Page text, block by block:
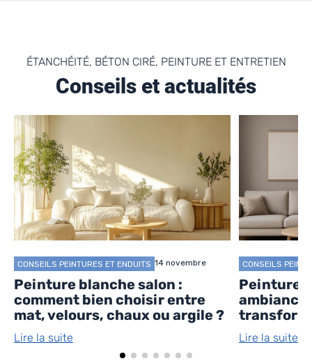
ÉTANCHÉITÉ, BÉTON CIRÉ, PEINTURE ET ENTRETIEN
Conseils et actualités
CONSEILS PEINTURES ET ENDUITS 14 novembre
Peinture blanche salon :
comment bien choisir entre
mat, velours, chaux ou argile ?
Lire la suite
CONSEILS
Peinture
Lire la suite